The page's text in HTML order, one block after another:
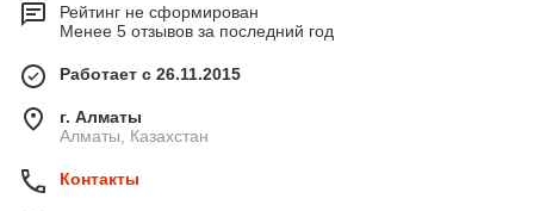
Рейтинг не сформирован
Менее 5 отзывов за последний год
Работает с 26.11.2015
г. Алматы
Алматы, Казахстан
Контакты